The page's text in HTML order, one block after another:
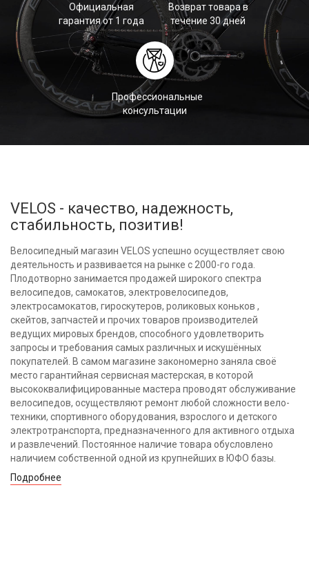
Официальная
гарантия от 1 года
Возврат товара в
течение 30 дней
Профессиональные
консультации
VELOS - качество, надежность,
стабильность, позитив!
Велосипедный магазин VELOS успешно осуществляет свою
деятельность и развивается на рынке с 2000-го года.
Плодотворно занимается продажей широкого спектра
велосипедов, самокатов, электровелосипедов,
электросамокатов, гироскутеров, роликовых коньков ,
скейтов, запчастей и прочих товаров производителей
ведущих мировых брендов, способного удовлетворить
запросы и требования самых различных и искушённых
покупателей. В самом магазине закономерно заняла своё
место гарантийная сервисная мастерская, в которой
высококвалифицированные мастера проводят обслуживание
велосипедов, осуществляют ремонт любой сложности вело-
техники, спортивного оборудования, взрослого и детского
электротранспорта, предназначенного для активного отдыха
и развлечений. Постоянное наличие товара обусловлено
наличием собственной одной из крупнейших в ЮФО базы.
Подробнее